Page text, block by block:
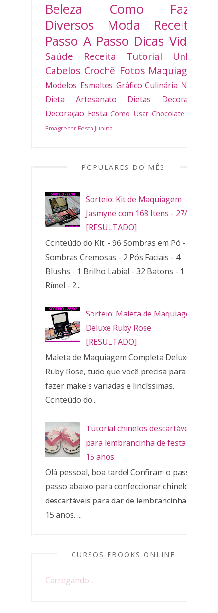
Beleza
Como Fazer
Diversos
Moda
Receitas
Passo A Passo Dicas Vídeo
Saúde Receita Tutorial
Unhas
Cabelos Crochê Fotos Maquiagem
Modelos Esmaltes Gráfico Culinária Natal
Dieta
Artesanato Dietas
Decoradas
Decoração Festa Como Usar Chocolate
Emagrecer Festa Junina
POPULARES DO MÊS
Sorteio: Kit de Maquiagem
Jasmyne com 168 Itens - 27/10
[RESULTADO]
Conteúdo do Kit: - 96 Sombras em Pó - 32
Sombras Cremosas - 2 Pós Faciais - 4
Blushs - 1 Brilho Labial - 32 Batons - 1
Rímel - 2...
Sorteio: Maleta de Maquiagem
Deluxe Ruby Rose
[RESULTADO]
Maleta de Maquiagem Completa Deluxe
Ruby Rose, tudo que você precisa para
fazer make's variadas e lindíssimas.
Conteúdo do...
Tutorial chinelos descartáveis
para lembrancinha de festa de
15 anos
Olá pessoal, boa tarde! Confiram o passo a
passo abaixo para confeccionar chinelos
descartáveis para dar de lembrancinha de
15 anos. ...
CURSOS EBOOKS ONLINE
Carregando...